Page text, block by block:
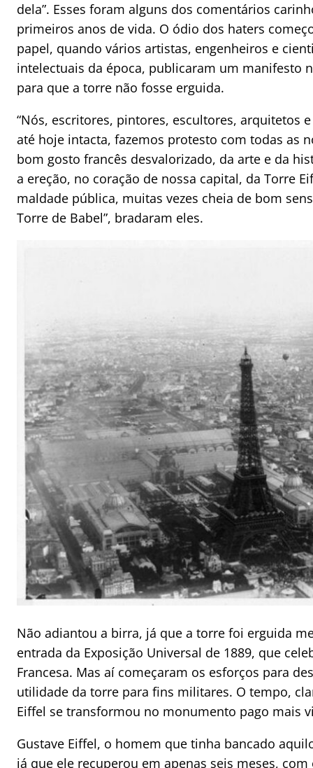
dela”. Esses foram alguns dos comentários
primeiros anos de vida. O ódio dos haters
papel, quando vários artistas, engenheiros e
intelectuais da época, publicaram um manifesto
para que a torre não fosse erguida.
“Nós, escritores, pintores, escultores, arquitetos
até hoje intacta, fazemos protesto com todas as
bom gosto francês desvalorizado, da arte e da
a ereção, no coração de nossa capital, da Torre
maldade pública, muitas vezes cheia de bom
Torre de Babel”, bradaram eles.
Não adiantou a birra, já que a torre foi erguida
entrada da Exposição Universal de 1889, que
Francesa. Mas aí começaram os esforços para
utilidade da torre para fins militares. O tempo,
Eiffel se transformou no monumento pago mais
Gustave Eiffel, o homem que tinha bancado
já que ele recuperou em apenas seis meses,